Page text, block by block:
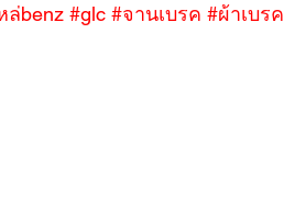
ล่benz #glc #จานเบรค #ผ้าเบรค